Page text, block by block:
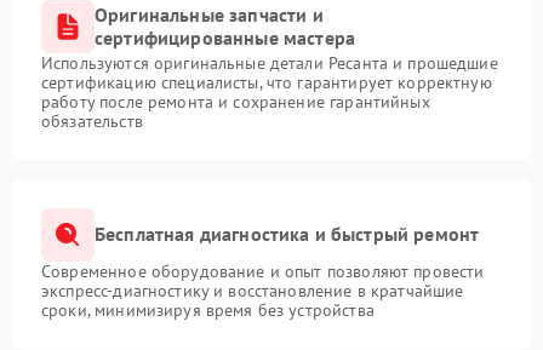
Оригинальные запчасти и
сертифицированные мастера
Используются оригинальные детали Ресанта и прошедшие
сертификацию специалисты, что гарантирует корректную
работу после ремонта и сохранение гарантийных
обязательств
Бесплатная диагностика и быстрый ремонт
Современное оборудование и опыт позволяют провести
экспресс-диагностику и восстановление в кратчайшие
сроки, минимизируя время без устройства